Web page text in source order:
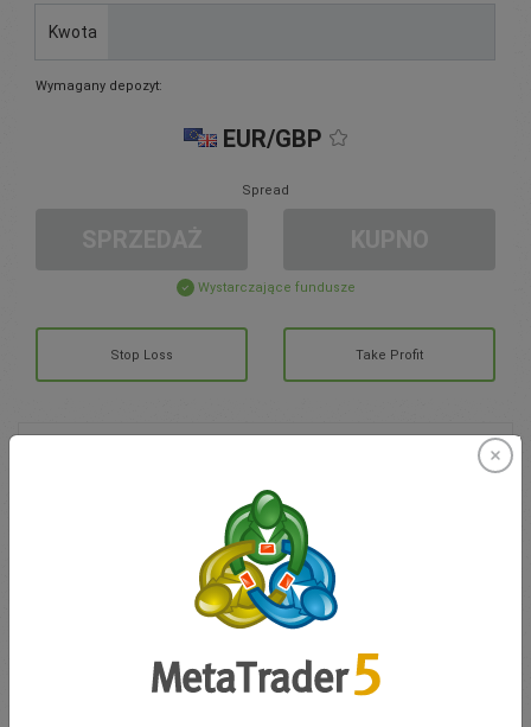
Kwota
Wymagany depozyt:
EUR/GBP
Spread
Wystarczające fundusze
Stop Loss Take Profit
ZARZĄDZANIE KONTEM